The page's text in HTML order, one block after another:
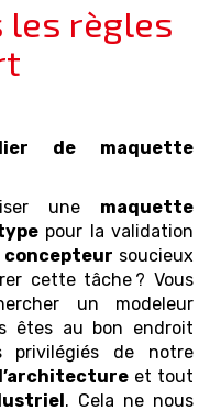
les règles
de maquette
une maquette
pour la validation
concepteur soucieux
cette tâche ? Vous
un modeleur
êtes au bon endroit
privilégiés de notre
l’architecture et tout
. Cela ne nous